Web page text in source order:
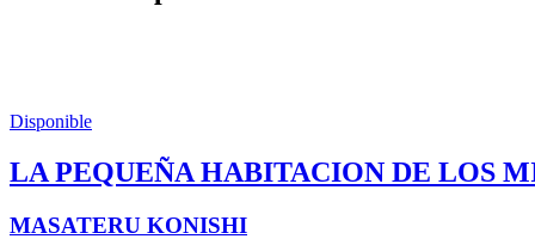
Disponible
LA PEQUEÑA HABITACION DE LOS
MASATERU KONISHI